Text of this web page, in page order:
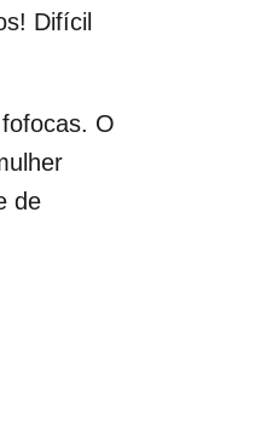
Difícil
O
de